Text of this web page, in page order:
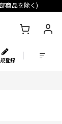
商品を除く)
登録